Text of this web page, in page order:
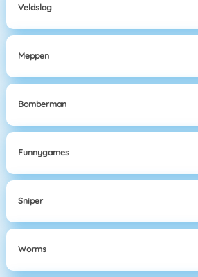
Veldslag
Meppen
Bomberman
Funnygames
Sniper
Worms